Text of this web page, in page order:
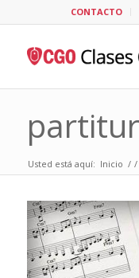
CONTACTO
Usted está aquí: Inicio / /